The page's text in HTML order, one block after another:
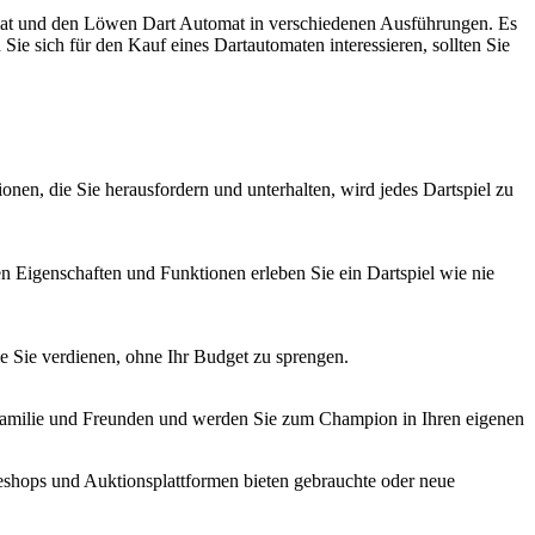
und den Löwen Dart Automat in verschiedenen Ausführungen. Es
sich für den Kauf eines Dartautomaten interessieren, sollten Sie
die Sie herausfordern und unterhalten, wird jedes Dartspiel zu
Eigenschaften und Funktionen erleben Sie ein Dartspiel wie nie
verdienen, ohne Ihr Budget zu sprengen.
und Freunden und werden Sie zum Champion in Ihren eigenen
und Auktionsplattformen bieten gebrauchte oder neue